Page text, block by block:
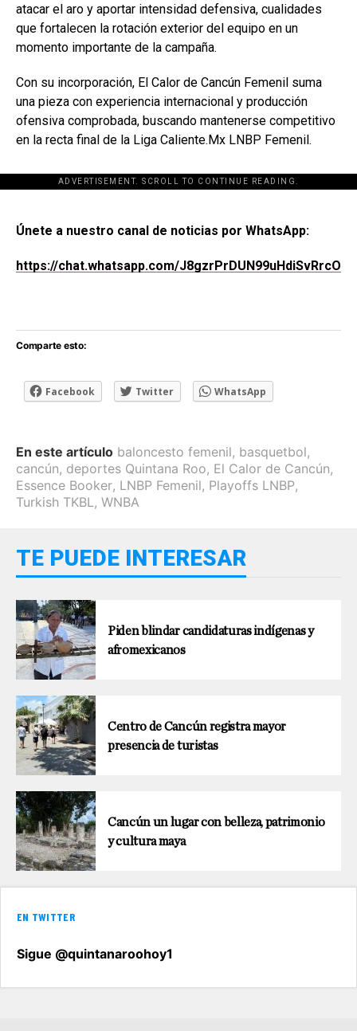
atacar el aro y aportar intensidad defensiva, cualidades
que fortalecen la rotación exterior del equipo en un
momento importante de la campaña.
Con su incorporación, El Calor de Cancún Femenil suma
una pieza con experiencia internacional y producción
ofensiva comprobada, buscando mantenerse competitivo
en la recta final de la Liga Caliente.Mx LNBP Femenil.
ADVERTISEMENT. SCROLL TO CONTINUE READING.
[adsforwp id="243463"]
Únete a nuestro canal de noticias por WhatsApp:
https://chat.whatsapp.com/J8gzrPrDUN99uHdiSvRrcO
Comparte esto:
Facebook Twitter WhatsApp
En este artículo baloncesto femenil, basquetbol,
cancún, deportes Quintana Roo, El Calor de Cancún,
Essence Booker, LNBP Femenil, Playoffs LNBP,
Turkish TKBL, WNBA
TE PUEDE INTERESAR
Piden blindar candidaturas indígenas y
afromexicanos
Centro de Cancún registra mayor
presencia de turistas
Cancún un lugar con belleza, patrimonio
y cultura maya
EN TWITTER
Sigue @quintanaroohoy1